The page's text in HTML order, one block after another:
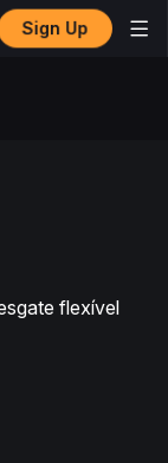
Sign Up
flexível